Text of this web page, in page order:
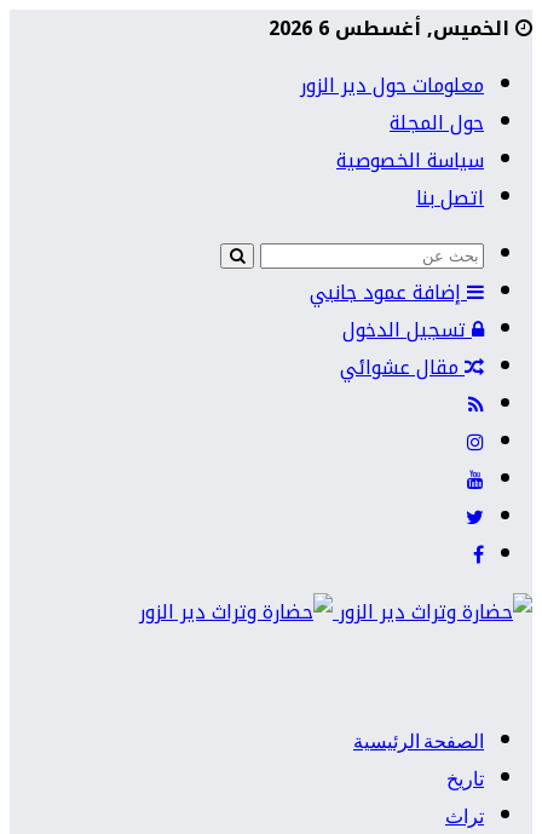
الخميس, أغسطس 6 2026
معلومات حول دير الزور
حول المجلة
سياسة الخصوصية
اتصل بنا
إضافة عمود جانبي
تسجيل الدخول
مقال عشوائي
الصفحة الرئيسية
تاريخ
تراث